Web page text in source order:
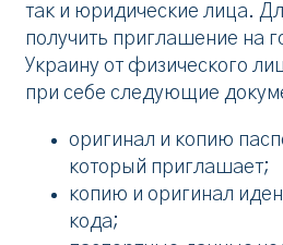
так и юридические лица.
получить приглашение на
Украину от физического
при себе следующие
оригинал и копию
который приглашает;
копию и оригинал
кода;